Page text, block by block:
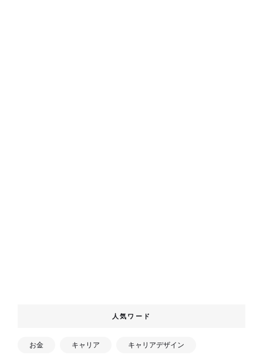
人気ワード
お金 キャリア キャリアデザイン